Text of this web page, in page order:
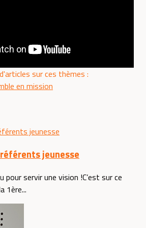
sur ces thèmes :
en mission
jeunesse
pour servir une vision !C’est sur ce
1ère...